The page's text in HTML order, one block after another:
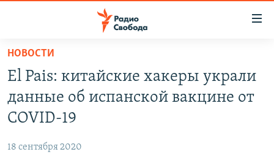
упрощенного
доступа
основному
Вернутся
ПРОГРАММЫ
АВТОРСКИЕ ПРОЕКТЫ
МНЕНИЯ
НОВОСТИ
El Pais: китайские хакеры украли
данные об испанской вакцине от
COVID-19
18 сентября 2020